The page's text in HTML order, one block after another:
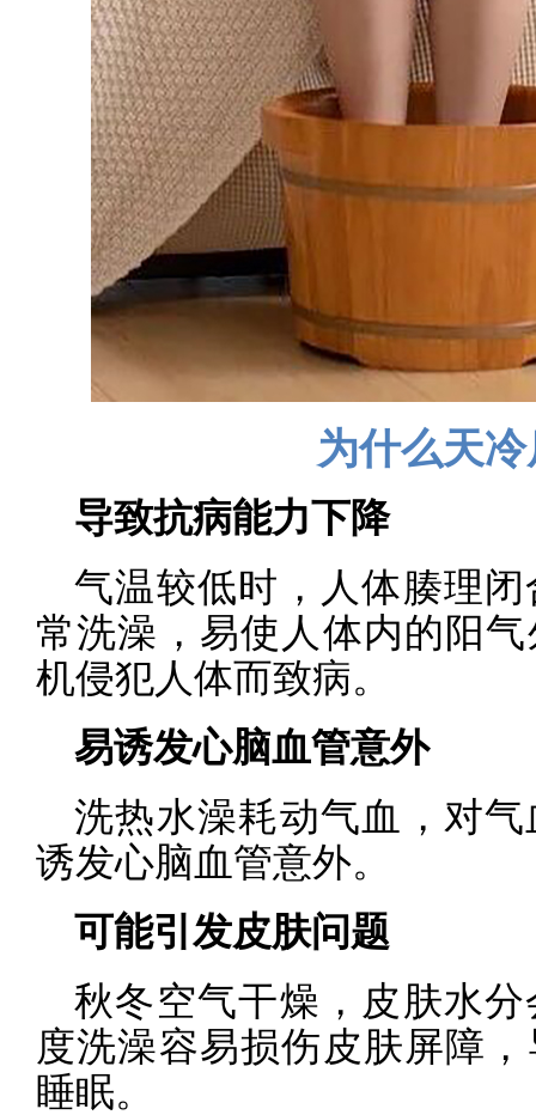
为什么天
导致抗病能力下降
气温较低时，人体腠理
常洗澡，易使人体内的阳
机侵犯人体而致病。
易诱发心脑血管意外
洗热水澡耗动气血，对
诱发心脑血管意外。
可能引发皮肤问题
秋冬空气干燥，皮肤水
度洗澡容易损伤皮肤屏障
睡眠。